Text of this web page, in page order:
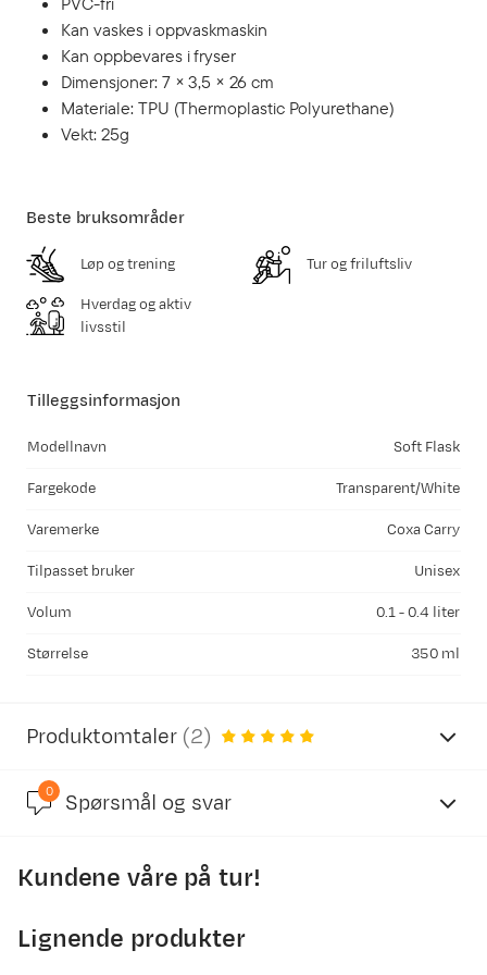
Kan vaskes i oppvaskmaskin
Kan oppbevares i fryser
Dimensjoner: 7 × 3,5 × 26 cm
Materiale: TPU (Thermoplastic Polyurethane)
Vekt: 25g
Tilleggsinformasjon
Modellnavn Soft Flask
Fargekode Transparent/White
Varemerke Coxa Carry
Tilpasset bruker Unisex
Volum 0.1 - 0.4 liter
Størrelse 350 ml
Beste bruksområder
Løp og trening Tur og friluftsliv
Hverdag og aktiv
livsstil
Produktomtaler (2)
4.8
basert på 5 anmeldelser
0 Spørsmål og svar
Kundene våre på tur!
Lignende produkter